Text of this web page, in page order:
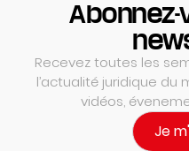
Recevez toutes les
l’actualité juridique du
vidéos,
Je